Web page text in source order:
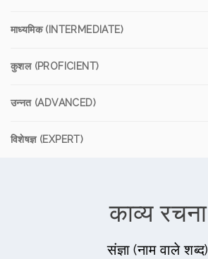
माध्यमिक (INTERMEDIATE)
कुशल (PROFICIENT)
उन्नत (ADVANCED)
विशेषज्ञ (EXPERT)
काव्य रचना
संज्ञा (नाम वाले शब्द)